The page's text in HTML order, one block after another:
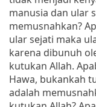
manusia dan ular
memusnahkan?
ular sejati maka
karena dibunuh
kutukan Allah.
Hawa, bukankah
adalah